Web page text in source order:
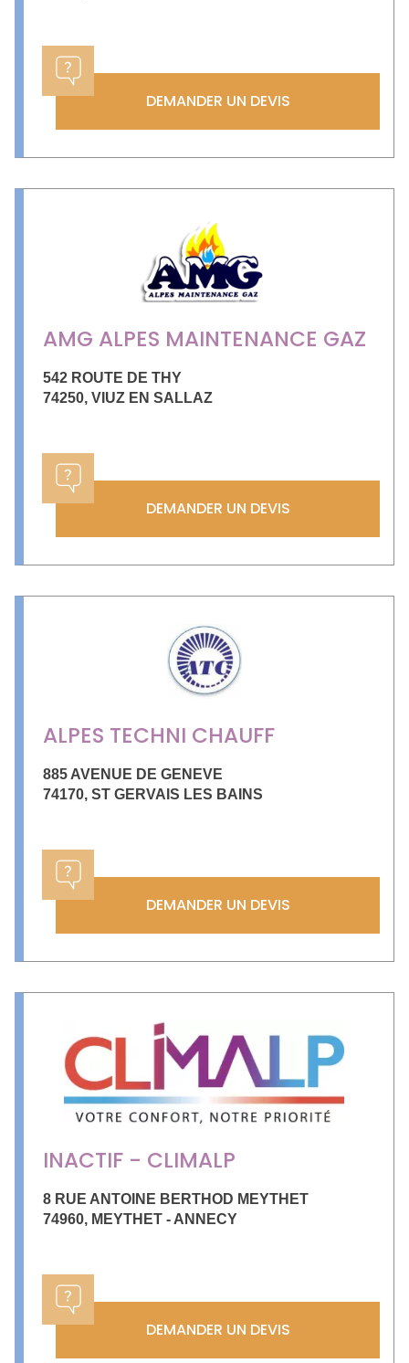
DEMANDER UN DEVIS
AMG ALPES MAINTENANCE GAZ
542 ROUTE DE THY
74250, VIUZ EN SALLAZ
DEMANDER UN DEVIS
ALPES TECHNI CHAUFF
885 AVENUE DE GENEVE
74170, ST GERVAIS LES BAINS
DEMANDER UN DEVIS
INACTIF - CLIMALP
8 RUE ANTOINE BERTHOD MEYTHET
74960, MEYTHET - ANNECY
DEMANDER UN DEVIS